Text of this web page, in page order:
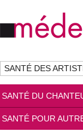
SANTÉ DES
SANTÉ DU
SANTÉ POUR